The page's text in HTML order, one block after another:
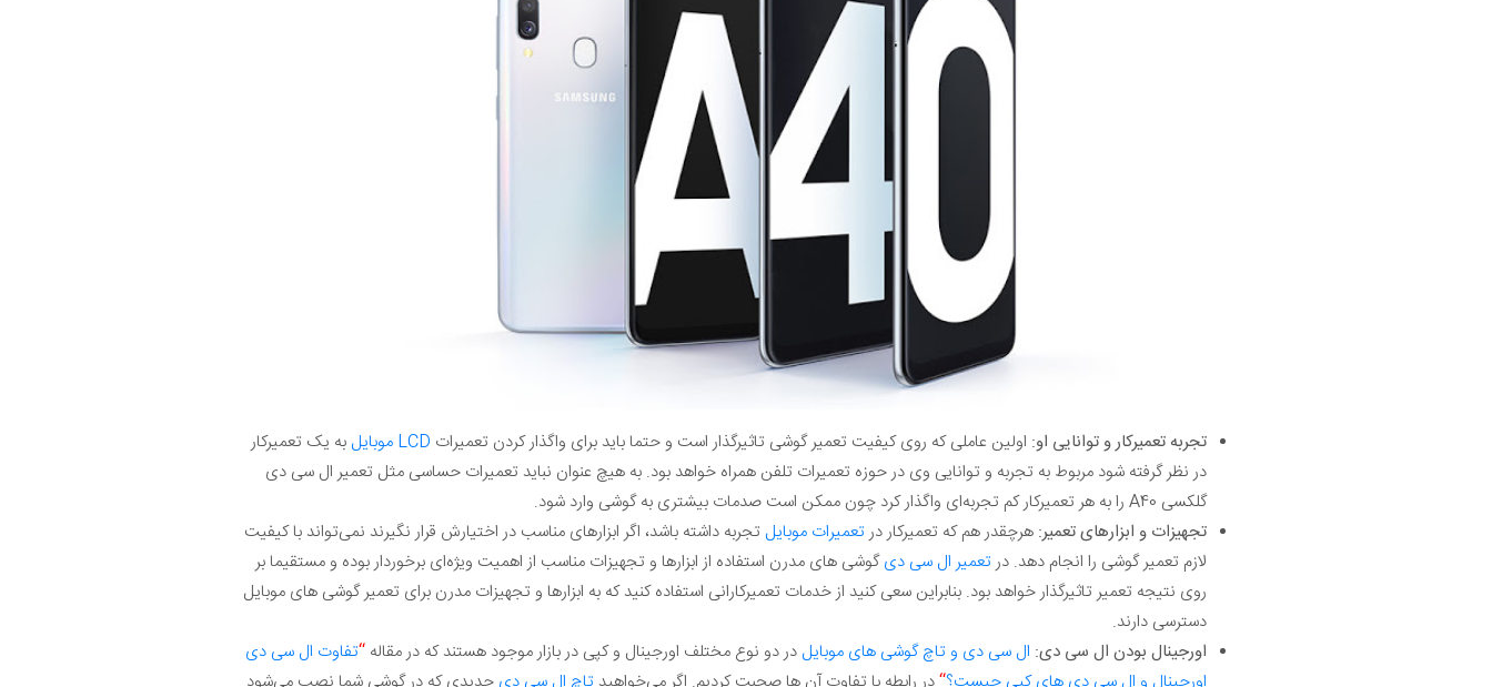
تجربه تعمیرکار و توانایی او: اولین عاملی که روی کیفیت تعمیر گوشی تاثیرگذار است و حتما باید برای واگذار کردن تعمیرات LCD موبایل
به یک تعمیرکار
در نظر گرفته شود مربوط به تجربه و توانایی وی در حوزه تعمیرات تلفن همراه خواهد بود. به هیچ عنوان نباید تعمیرات حساسی مثل تعمیر ال سی دی
گلکسی A40 را به هر تعمیرکار کم تجربه‌ای واگذار کرد چون ممکن است صدمات بیشتری به گوشی وارد شود.
تجهیزات و ابزارهای تعمیر: هرچقدر هم که تعمیرکار درتعمیرات موبایل تجربه داشته باشد، اگر ابزارهای مناسب در اختیارش قرار نگیرند نمی‌تواند با کیفیت
لازم تعمیر گوشی را انجام دهد. درتعمیر ال سی دیگوشی های مدرن استفاده از ابزارها و تجهیزات مناسب از اهمیت ویژه‌ای برخوردار بوده و مستقیما بر
روی نتیجه تعمیر تاثیرگذار خواهد بود. بنابراین سعی کنید از خدمات تعمیرکارانی استفاده کنید که به ابزارها و تجهیزات مدرن برای تعمیر گوشی های موبایل
دسترسی دارند.
اورجینال بودن ال سی دی: ال سی دی و تاچ گوشی های موبایل در دو نوع مختلف اورجینال و کپی در بازار موجود هستند که در مقاله “تفاوت ال سی دی